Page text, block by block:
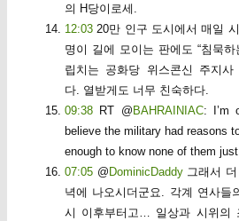
의 H당이로세.
12:03 20만 인구 도시에서 매일
명이 길에 모이는 판에도 “침묵
립치는 공화당 위스콘신 주지사
다. 열받게도 너무 친숙하다.
09:38 RT @ BAHRAINIAC: I’m
believe the military had reasons
enough to know none of them
07:05 @ DominicDaddy그래서 더
녁에 나오시더군요. 각계 연사들
시 이후부터고… 일상과 시위의